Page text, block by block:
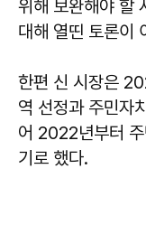
위해 보완해야 할
대해 열띤 토론이
한편 신 시장은
역 선정과 주민자
어 2022년부터
기로 했다.